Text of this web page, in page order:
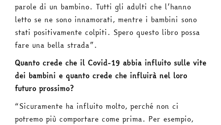
parole di un bambino. Tutti gli adulti che l’hanno
letto se ne sono innamorati, mentre i bambini sono
stati positivamente colpiti. Spero questo libro possa
fare una bella strada”.
Quanto crede che il Covid-19 abbia influito sulle vite
dei bambini e quanto crede che influirà nel loro
futuro prossimo?
“Sicuramente ha influito molto, perché non ci
potremo più comportare come prima. Per esempio,